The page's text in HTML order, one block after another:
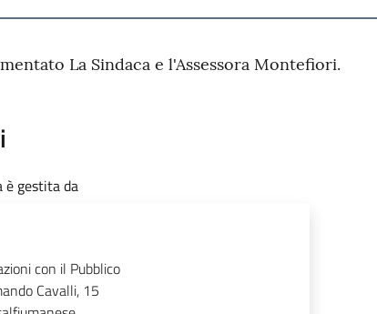
La Sindaca e l'Assessora Montefiori.
è gestita da
con il Pubblico
Cavalli, 15